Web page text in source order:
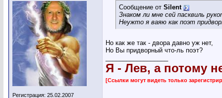
Регистрация: 25.02.2007
Сообщение от Silent
Знаком ли мне сей пасквиль
Неужто я ваяю как поэт
Но как же так - двора давно уж нет,
Но Вы придворный что-ль поэт?
Я - Лев, а потому
[Ссылки могут видеть только